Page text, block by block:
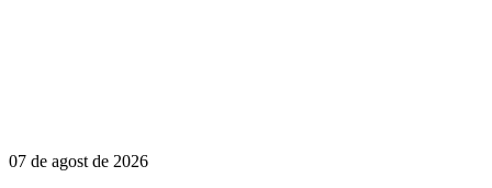
07 de agost de 2026